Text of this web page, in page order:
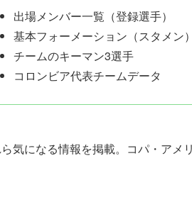
出場メンバー一覧（登録選手）
基本フォーメーション（スタメン）
チームのキーマン3選手
コロンビア代表チームデータ
気になる情報を掲載。コパ・アメ